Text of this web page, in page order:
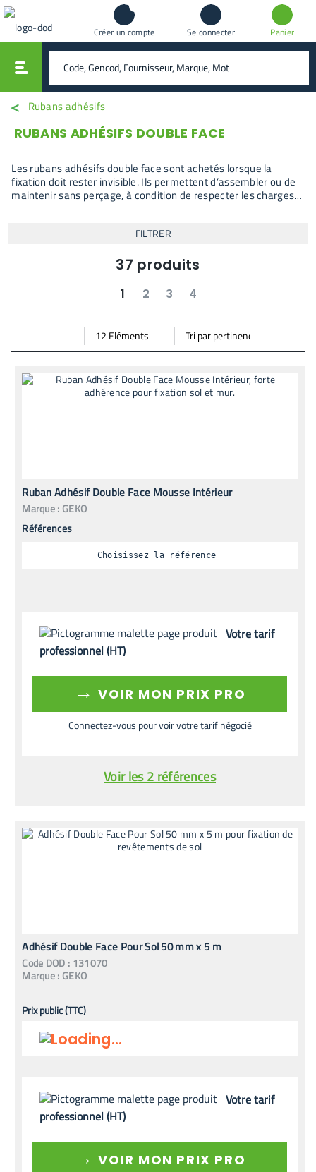
Créer un compte Se connecter Panier
rechercher
Rubans adhésifs
RUBANS ADHÉSIFS DOUBLE FACE
Les rubans adhésifs double face sont achetés lorsque la
fixation doit rester invisible. Ils permettent d’assembler ou de
maintenir sans perçage, à condition de respecter les charges
FILTRER
37 produits
1 2 3 4
Mode vignette
Mode bande
Par
page
Trier
par
Ruban Adhésif Double Face Mousse Intérieur
Marque : GEKO
Références
Choisissez la référence
Votre tarif
professionnel (HT)
→ VOIR MON PRIX PRO
Connectez-vous pour voir votre tarif négocié
Voir les 2 références
Adhésif Double Face Pour Sol 50 mm x 5 m
Code DOD : 131070
Marque : GEKO
Prix public (TTC)
Votre tarif
professionnel (HT)
→ VOIR MON PRIX PRO